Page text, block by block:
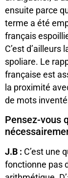
ensuite parce
terme a été
français
C’est
spoliare. Le
française est
la proximité
de mots
Pensez-vous
J.B : C’est une
fonctionne pas